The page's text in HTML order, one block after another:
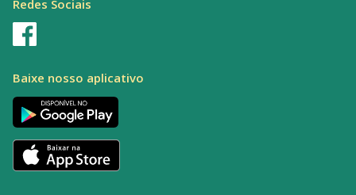
Redes Sociais
Baixe nosso aplicativo